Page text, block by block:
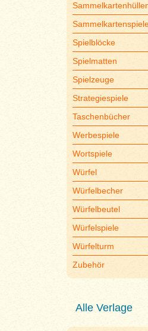
Spielblöcke
Spielmatten
Spielzeuge
Strategiespiele
Taschenbücher
Werbespiele
Wortspiele
Würfel
Würfelbecher
Würfelbeutel
Würfelspiele
Würfelturm
Zubehör
Alle Verlage